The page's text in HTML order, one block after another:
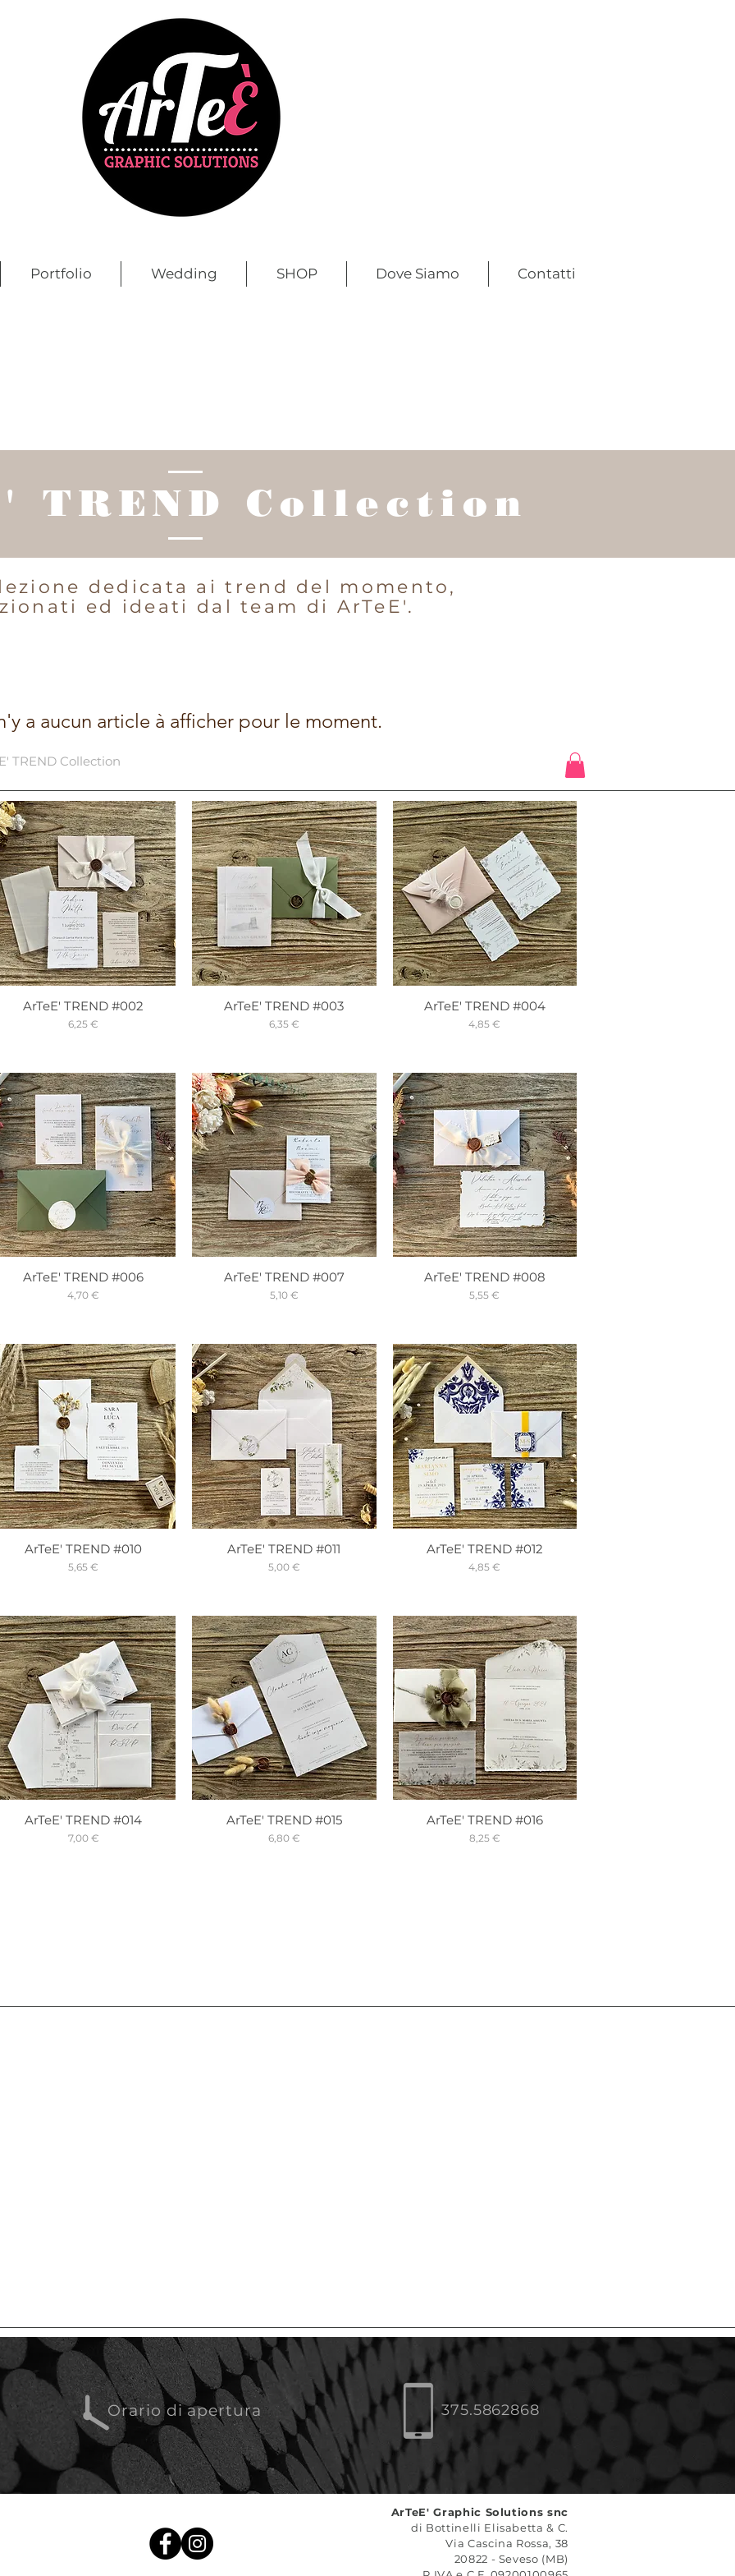
Portfolio Wedding SHOP Dove Siamo Contatti
TREND Collection
dedicata ai trend del momento,
ed ideati dal team di ArTeE'.
TREND Collection
a aucun article à afficher pour le moment.
ArTeE' TREND #002
Prix
6,25 €
ArTeE' TREND #003
Prix
6,35 €
ArTeE' TREND #004
Prix
4,85 €
ArTeE' TREND #006
Prix
4,70 €
ArTeE' TREND #007
Prix
5,10 €
ArTeE' TREND #008
Prix
5,55 €
ArTeE' TREND #010
Prix
5,65 €
ArTeE' TREND #011
Prix
5,00 €
ArTeE' TREND #012
Prix
4,85 €
ArTeE' TREND #014
Prix
7,00 €
ArTeE' TREND #015
Prix
6,80 €
ArTeE' TREND #016
Prix
8,25 €
Orario di apertura 375.5862868
ArTeE' Graphic Solutions snc
di Bottinelli Elisabetta & C.
Via Cascina Rossa, 38
20822 - Seveso (MB)